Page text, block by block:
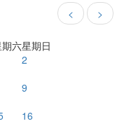
< >
六星期日
2
9
16